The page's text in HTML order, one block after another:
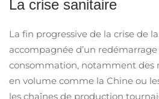
La crise sanitaire
La fin progressive de la crise de
accompagnée d’un
consommation, notamment des
en volume comme la Chine ou
les chaînes de production